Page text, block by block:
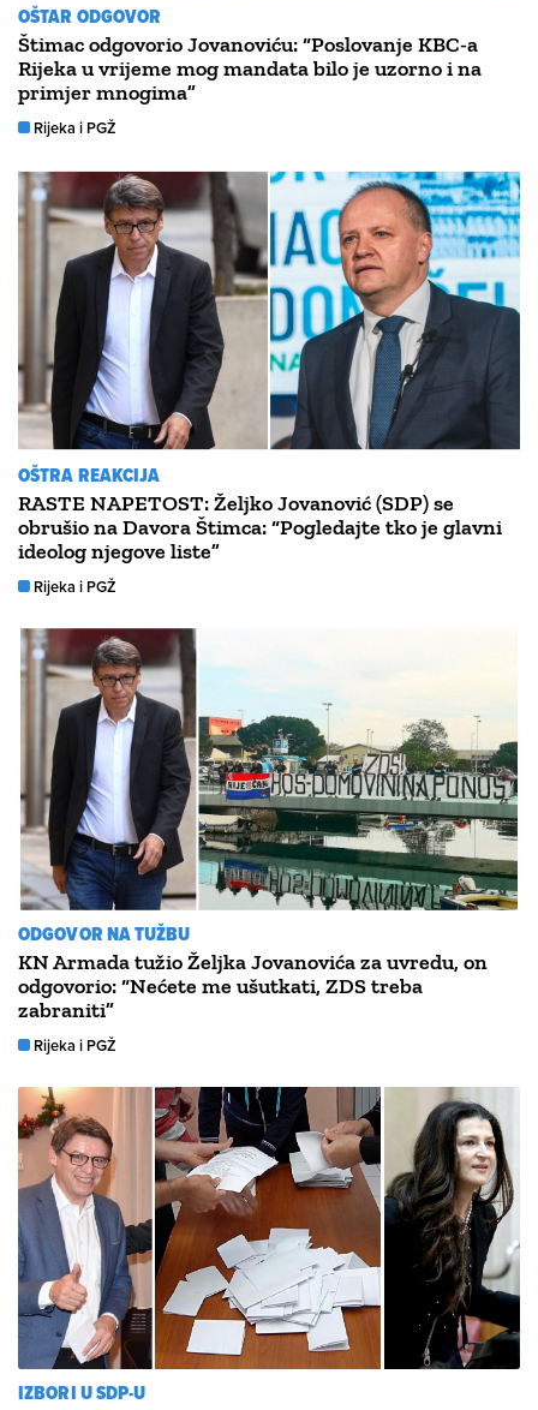
OŠTAR ODGOVOR
Štimac odgovorio Jovanoviću: “Poslovanje KBC-a
Rijeka u vrijeme mog mandata bilo je uzorno i na
primjer mnogima”
Rijeka i PGŽ
OŠTRA REAKCIJA
RASTE NAPETOST: Željko Jovanović (SDP) se
obrušio na Davora Štimca: “Pogledajte tko je glavni
ideolog njegove liste”
Rijeka i PGŽ
ODGOVOR NA TUŽBU
KN Armada tužio Željka Jovanovića za uvredu, on
odgovorio: “Nećete me ušutkati, ZDS treba
zabraniti”
Rijeka i PGŽ
IZBORI U SDP-U